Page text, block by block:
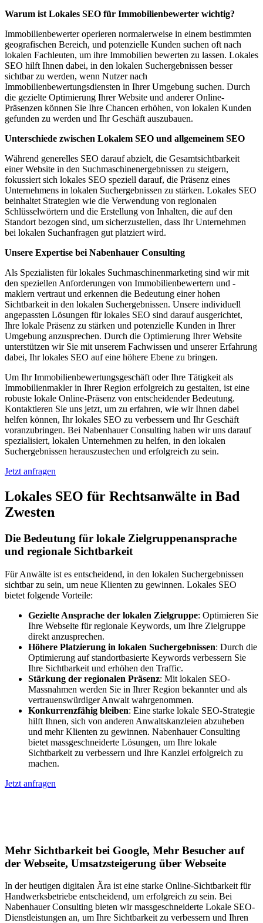
Warum ist Lokales SEO für Immobilienbewerter wichtig?
Immobilienbewerter operieren normalerweise in einem bestimmten
geografischen Bereich, und potenzielle Kunden suchen oft nach
lokalen Fachleuten, um ihre Immobilien bewerten zu lassen. Lokales
SEO hilft Ihnen dabei, in den lokalen Suchergebnissen besser
sichtbar zu werden, wenn Nutzer nach
Immobilienbewertungsdiensten in Ihrer Umgebung suchen. Durch
die gezielte Optimierung Ihrer Website und anderer Online-
Präsenzen können Sie Ihre Chancen erhöhen, von lokalen Kunden
gefunden zu werden und Ihr Geschäft auszubauen.
Unterschiede zwischen Lokalem SEO und allgemeinem SEO
Während generelles SEO darauf abzielt, die Gesamtsichtbarkeit
einer Website in den Suchmaschinenergebnissen zu steigern,
fokussiert sich lokales SEO speziell darauf, die Präsenz eines
Unternehmens in lokalen Suchergebnissen zu stärken. Lokales SEO
beinhaltet Strategien wie die Verwendung von regionalen
Schlüsselwörtern und die Erstellung von Inhalten, die auf den
Standort bezogen sind, um sicherzustellen, dass Ihr Unternehmen
bei lokalen Suchanfragen gut platziert wird.
Unsere Expertise bei Nabenhauer Consulting
Als Spezialisten für lokales Suchmaschinenmarketing sind wir mit
den speziellen Anforderungen von Immobilienbewertern und -
maklern vertraut und erkennen die Bedeutung einer hohen
Sichtbarkeit in den lokalen Suchergebnissen. Unsere individuell
angepassten Lösungen für lokales SEO sind darauf ausgerichtet,
Ihre lokale Präsenz zu stärken und potenzielle Kunden in Ihrer
Umgebung anzusprechen. Durch die Optimierung Ihrer Website
unterstützen wir Sie mit unserem Fachwissen und unserer Erfahrung
dabei, Ihr lokales SEO auf eine höhere Ebene zu bringen.
Um Ihr Immobilienbewertungsgeschäft oder Ihre Tätigkeit als
Immobilienmakler in Ihrer Region erfolgreich zu gestalten, ist eine
robuste lokale Online-Präsenz von entscheidender Bedeutung.
Kontaktieren Sie uns jetzt, um zu erfahren, wie wir Ihnen dabei
helfen können, Ihr lokales SEO zu verbessern und Ihr Geschäft
voranzubringen. Bei Nabenhauer Consulting haben wir uns darauf
spezialisiert, lokalen Unternehmen zu helfen, in den lokalen
Suchergebnissen herauszustechen und erfolgreich zu sein.
Jetzt anfragen
Lokales SEO für Rechtsanwälte in Bad
Zwesten
Die Bedeutung für lokale Zielgruppenansprache
und regionale Sichtbarkeit
Für Anwälte ist es entscheidend, in den lokalen Suchergebnissen
sichtbar zu sein, um neue Klienten zu gewinnen. Lokales SEO
bietet folgende Vorteile:
Gezielte Ansprache der lokalen Zielgruppe: Optimieren Sie
Ihre Webseite für regionale Keywords, um Ihre Zielgruppe
direkt anzusprechen.
Höhere Platzierung in lokalen Suchergebnissen: Durch die
Optimierung auf standortbasierte Keywords verbessern Sie
Ihre Sichtbarkeit und erhöhen den Traffic.
Stärkung der regionalen Präsenz: Mit lokalen SEO-
Massnahmen werden Sie in Ihrer Region bekannter und als
vertrauenswürdiger Anwalt wahrgenommen.
Konkurrenzfähig bleiben: Eine starke lokale SEO-Strategie
hilft Ihnen, sich von anderen Anwaltskanzleien abzuheben
und mehr Klienten zu gewinnen. Nabenhauer Consulting
bietet massgeschneiderte Lösungen, um Ihre lokale
Sichtbarkeit zu verbessern und Ihre Kanzlei erfolgreich zu
machen.
Jetzt anfragen
Mehr Sichtbarkeit bei Google, Mehr Besucher auf
der Webseite, Umsatzsteigerung über Webseite
In der heutigen digitalen Ära ist eine starke Online-Sichtbarkeit für
Handwerksbetriebe entscheidend, um erfolgreich zu sein. Bei
Nabenhauer Consulting bieten wir massgeschneiderte Lokale SEO-
Dienstleistungen an, um Ihre Sichtbarkeit zu verbessern und Ihren